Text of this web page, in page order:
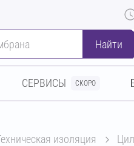
Найти
СЕРВИСЫ СКОРО
техническая изоляция